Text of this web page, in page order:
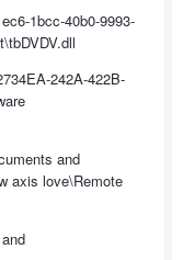
1bcc-40b0-9993-
242A-422B-
and
axis love\Remote